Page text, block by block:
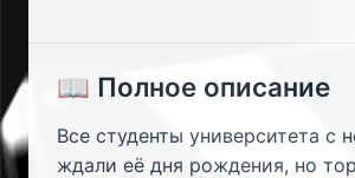
📖 Полное описание
Все студенты университета с
ждали её дня рождения, но